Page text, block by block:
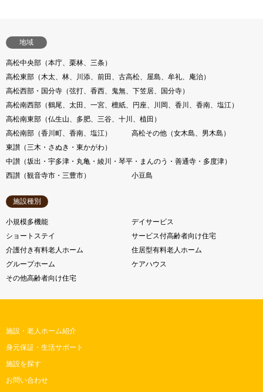
地域
高松中央部（本庁、栗林、三条）
高松東部（木太、林、川添、前田、古高松、屋島、牟礼、庵治）
高松西部・国分寺（弦打、香西、鬼無、下笠居、国分寺）
高松南西部（鶴尾、太田、一宮、檀紙、円座、川岡、香川、香南、塩江）
高松南東部（仏生山、多肥、三谷、十川、植田）
高松南部（香川町、香南、塩江）
高松その他（女木島、男木島）
東讃（三木・さぬき・東かがわ）
中讃（坂出・宇多津・丸亀・綾川・琴平・まんのう・善通寺・多度津）
西讃（観音寺市・三豊市）
小豆島
施設種別
小規模多機能
デイサービス
ショートステイ
サービス付高齢者向け住宅
介護付き有料老人ホーム
住居型有料老人ホーム
グループホーム
ケアハウス
その他高齢者向け住宅
施設・老人ホーム紹介
身元保証・生活サポート
施設を探す
お問い合わせ